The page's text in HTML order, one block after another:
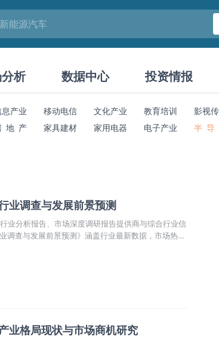
析 数据中心 投资情报
息产业 移动电信 文化产业 教育培训
影视
地 产
家具建材 家用电器 电子产业 半 导
业调查与发展前景预测
业分析报告、市场深度调研报告提供商与综合行业信
调查与发展前景预测》涵盖行业最新数据，市场热
业格局现状与市场商机研究